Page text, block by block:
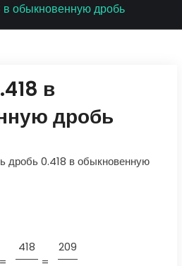
обыкновенную дробь
в
дробь
дробь 0.418 в обыкновенную
418
=
209